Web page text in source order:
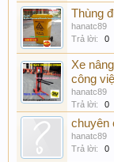
Thùng
hanatc89
Trả lời:
0
Xe
công
hanatc89
Trả lời:
0
chuyên
hanatc89
Trả lời:
0